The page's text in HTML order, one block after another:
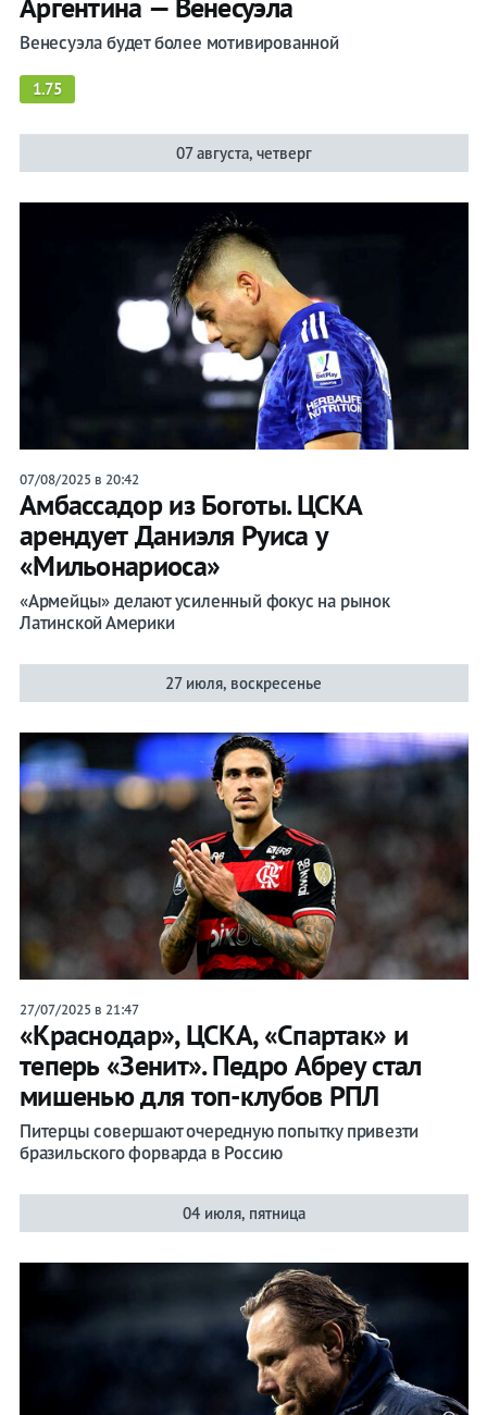
Венесуэла будет более мотивированной
1.75
07 августа, четверг
07/08/2025 в 20:42
Амбассадор из Боготы. ЦСКА
арендует Даниэля Руиса у
«Мильонариоса»
«Армейцы» делают усиленный фокус на рынок
Латинской Америки
27 июля, воскресенье
27/07/2025 в 21:47
«Краснодар», ЦСКА, «Спартак» и
теперь «Зенит». Педро Абреу стал
мишенью для топ-клубов РПЛ
Питерцы совершают очередную попытку привезти
бразильского форварда в Россию
04 июля, пятница